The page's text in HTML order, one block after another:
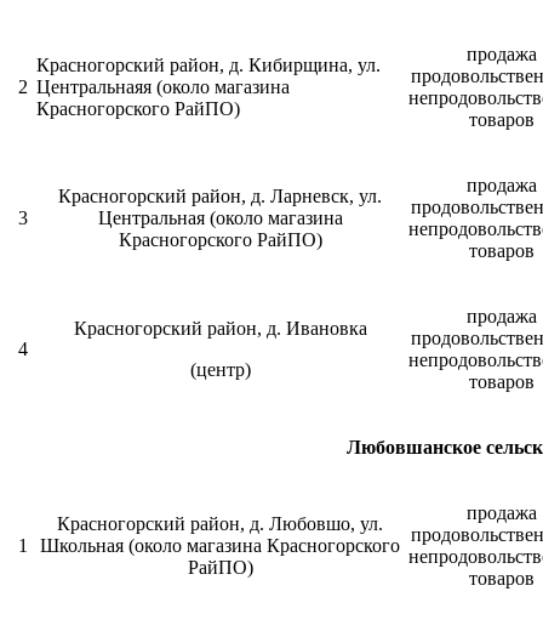
2
Красногорский район, д. Кибирщина, ул.
Центральнаяя (около магазина
Красногорского РайПО)
продажа
товаров
3
Красногорский район, д. Ларневск, ул.
Центральная (около магазина
Красногорского РайПО)
продажа
товаров
4
Красногорский район, д. Ивановка
(центр)
продажа
товаров
Любовшанское
1
Красногорский район, д. Любовшо, ул.
Школьная (около магазина Красногорского
РайПО)
продажа
товаров